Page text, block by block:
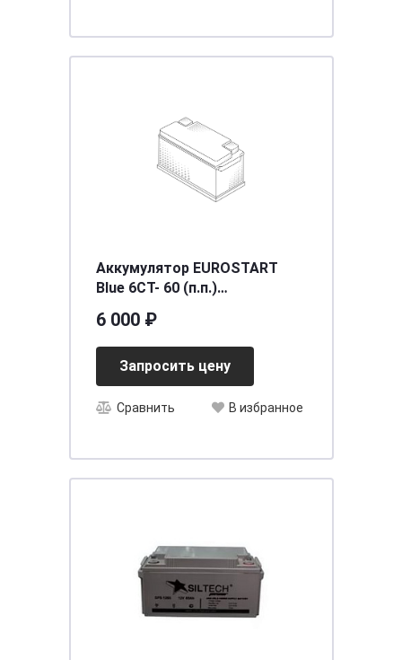
Аккумулятор EUROSTART
Blue 6СТ- 60 (п.п.)
6 000 ₽
Запросить цену
Сравнить В избранное